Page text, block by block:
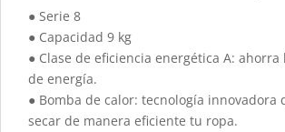
● Serie 8
● Capacidad 9 kg
● Clase de eficiencia energética A: ahorra
de energía.
● Bomba de calor: tecnología innovadora
secar de manera eficiente tu ropa.